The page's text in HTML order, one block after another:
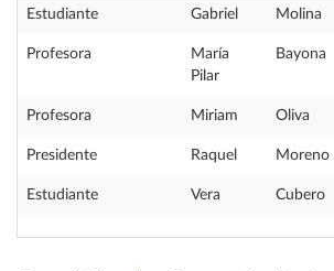
Estudiante Gabriel Molina
Profesora
María
Pilar
Bayona
Profesora Miriam Oliva
Presidente Raquel Moreno
Estudiante Vera Cubero